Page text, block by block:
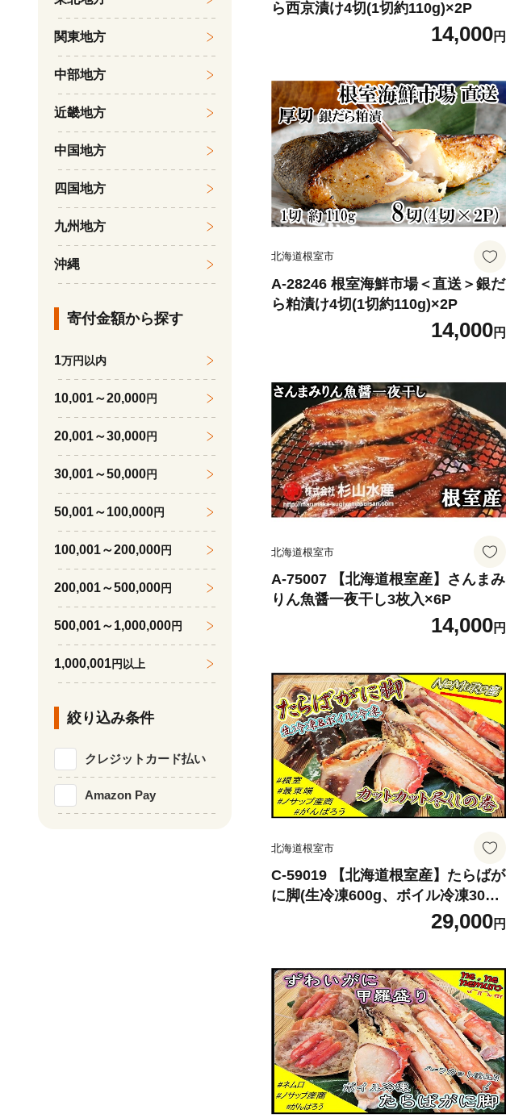
ら西京漬け4切(1切約110g)×2P
14,000円
北海道根室市
A-28246 根室海鮮市場＜直送＞銀だ
ら粕漬け4切(1切約110g)×2P
14,000円
北海道根室市
A-75007 【北海道根室産】さんまみ
りん魚醤一夜干し3枚入×6P
14,000円
北海道根室市
C-59019 【北海道根室産】たらばが
に脚(生冷凍600g、ボイル冷凍300
29,000円
関東地方
中部地方
近畿地方
中国地方
四国地方
九州地方
沖縄
寄付金額から探す
1万円以内
10,001～20,000円
20,001～30,000円
30,001～50,000円
50,001～100,000円
100,001～200,000円
200,001～500,000円
500,001～1,000,000円
1,000,001円以上
絞り込み条件
クレジットカード払い
Amazon Pay